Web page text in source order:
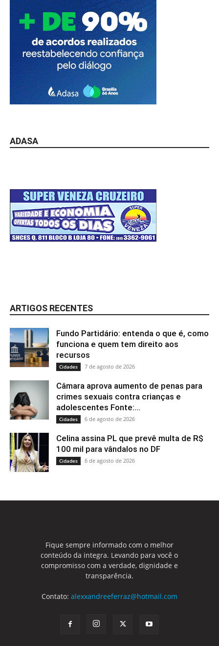
ADASA
ARTIGOS RECENTES
Fundo Partidário: entenda o que é, como
funciona e quem tem direito aos
recursos
Cidades 7 de agosto de 2026
Câmara aprova aumento de penas para
crimes sexuais contra crianças e
adolescentes Fonte:...
Cidades 6 de agosto de 2026
Celina assina PL que prevê multa de R$
100 mil para vândalos no DF
Cidades 6 de agosto de 2026
Fique sempre informado com o melhor
conteúdo da integra. Levando para você o
compromisso com a verdade, dignidade e
transparência.
Contato: alexxandreeferraz@hotmail.com